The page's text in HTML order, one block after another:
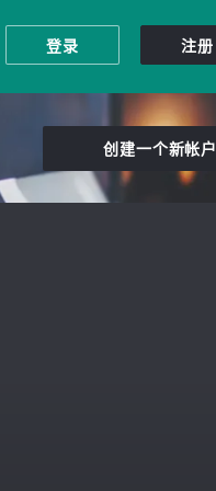
登录 注册
创建一个新帐户